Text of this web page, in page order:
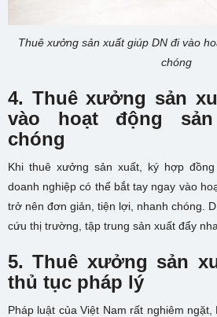
Thuê xưởng sản xuất giúp DN đi vào
chóng
4. Thuê xưởng sản
vào hoạt động
chóng
Khi thuê xưởng sản xuất, ký hợp
doanh nghiệp có thể bắt tay ngay vào
trở nên đơn giản, tiện lợi, nhanh chóng.
cứu thị trường, tập trung sản xuất đẩy
5. Thuê xưởng sản
thủ tục pháp lý
Pháp luật của Việt Nam rất nghiêm